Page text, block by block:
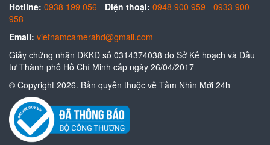
Hotline: 0938 199 056 - Điện thoại: 0948 900 959 - 0933 900
958
Email: vietnamcamerahd@gmail.com
Giấy chứng nhận ĐKKD số 0314374038 do Sở Kế hoạch và Đầu
tư Thành phố Hồ Chí Minh cấp ngày 26/04/2017
© Copyright 2026. Bản quyền thuộc về Tầm Nhìn Mới 24h